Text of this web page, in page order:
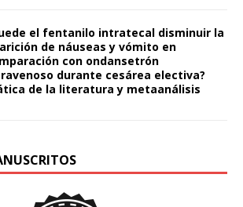
el fentanilo intratecal disminuir la
de náuseas y vómito en
con ondansetrón
durante cesárea electiva?
de la literatura y metaanálisis